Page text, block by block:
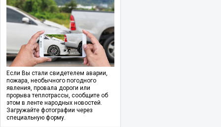
Если Вы стали свидетелем аварии,
пожара, необычного погодного
явления, провала дороги или
прорыва теплотрассы, сообщите об
этом в ленте народных новостей.
Загружайте фотографии через
специальную форму.